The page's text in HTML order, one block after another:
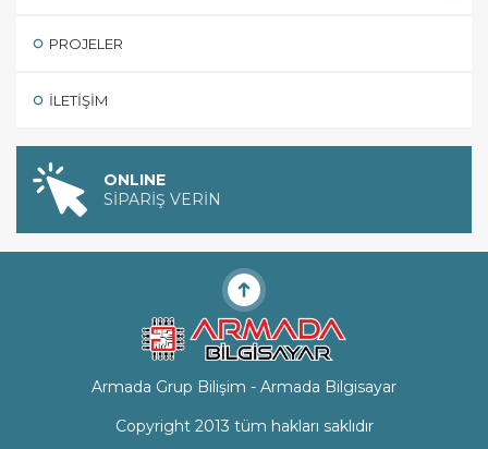
PROJELER
İLETIŞIM
ONLINE
SİPARİŞ VERİN
Armada Grup Bilişim - Armada Bilgisayar
Copyright 2013 tüm hakları saklıdır